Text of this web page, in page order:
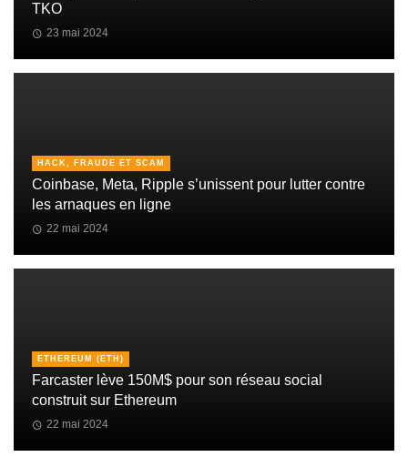
TKO
23 mai 2024
HACK, FRAUDE ET SCAM
Coinbase, Meta, Ripple s’unissent pour lutter contre
les arnaques en ligne
22 mai 2024
ETHEREUM (ETH)
Farcaster lève 150M$ pour son réseau social
construit sur Ethereum
22 mai 2024